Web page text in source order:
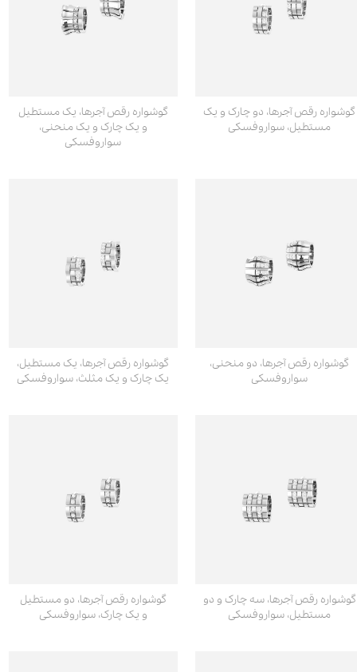
گوشواره رقص آجرها، دو چارک و یک
مستطیل، سواروفسکی
گوشواره رقص آجرها، یک مستطیل
و یک چارک و یک منحنی،
سواروفسکی
گوشواره رقص آجرها، دو منحنی،
سواروفسکی
گوشواره رقص آجرها، یک مستطیل،
یک چارک و یک مثلث، سواروفسکی
گوشواره رقص آجرها، سه چارک و دو
مستطیل، سواروفسکی
گوشواره رقص آجرها، دو مستطیل
و یک چارک، سواروفسکی